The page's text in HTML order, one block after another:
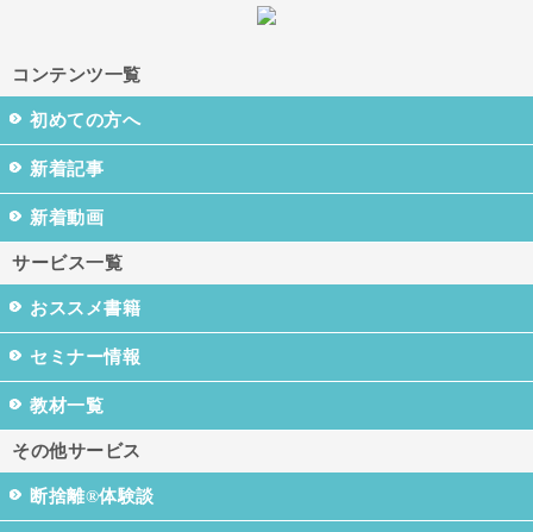
コンテンツ一覧
初めての方へ
新着記事
新着動画
サービス一覧
おススメ書籍
セミナー情報
教材一覧
その他サービス
断捨離®体験談